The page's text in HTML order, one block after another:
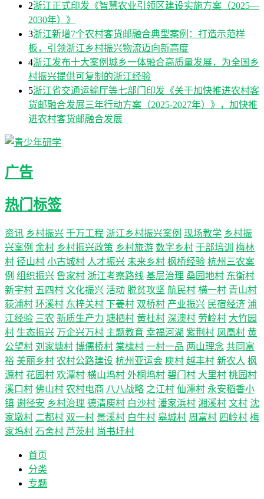
2浙江正式印发《智慧农业引领区建设实施方案（2025—
2030年）》
3浙江新增7个农村客货邮融合典型案例：打造示范样
板，引领浙江乡村振兴物流迈向新高度
4浙江发布十大案例城乡一体融合高质量发展，为全国乡
村振兴提供可复制的浙江经验
5浙江省交通运输厅等七部门印发《关于加快推进农村客
货邮融合发展三年行动方案（2025-2027年）》，加快推
进农村客货邮融合发展
广告
热门标签
资讯 乡村振兴 千万工程 浙江乡村振兴案例 现场教学 乡村振
兴案例 余村 乡村振兴政策 乡村旅游 数字乡村 干部培训
梅林
村 径山村 小古城村 人才振兴 未来乡村 枫桥经验 杭州三农案
例 组织振兴 鲁家村 浙江考察路线 基层治理 桑园地村 东衡村
新宇村 五四村 文化振兴 活动 脱贫攻坚 航民村 横一村 青山村
荻浦村 环溪村 东梓关村 下姜村 双桥村 产业振兴 民宿经济 浦
江经验 三农 新质生产力 塘栖村 黄杜村 深澳村 劳岭村 大竹园
村 生态振兴 万企兴万村 主题教育 幸福河湖 紫荆村 凤凰村 黄
公望村 刘家塘村 博儒桥村 棠棣村 一村一品 两山理念 共同富
裕 美丽乡村 农村公路建设 杭州亚运会 庾村 越丰村 新农人 枫
源村 花园村 欢潭村 横山坞村 外桐坞村 碧门村 大里村 桃园村
溪口村 佛山村 农村电商 八八战略 之江村 仙潭村 永安稻香小
镇 谢径安 乡村治理 德清庾村 白沙村 潘家浜村 湘溪村 文村 沈
家墩村 二都村 双一村 景溪村 白牛村 皋城村 周富村 四岭村 梅
家坞村 石舍村 芦茨村 尚书圩村
首页
分类
专题